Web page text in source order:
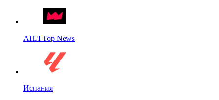
АПЛ Top News
Испания